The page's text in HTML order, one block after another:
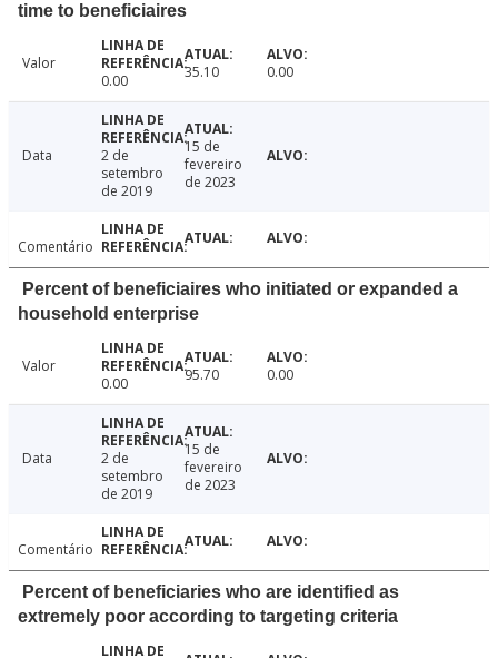
time to beneficiaires
Valor
0.00
35.10 0.00
Data
2 de
setembro
de 2019
15 de
fevereiro
de 2023
Comentário
Percent of beneficiaires who initiated or expanded a
household enterprise
Valor
0.00
95.70 0.00
Data
2 de
setembro
de 2019
15 de
fevereiro
de 2023
Comentário
Percent of beneficiaries who are identified as
extremely poor according to targeting criteria